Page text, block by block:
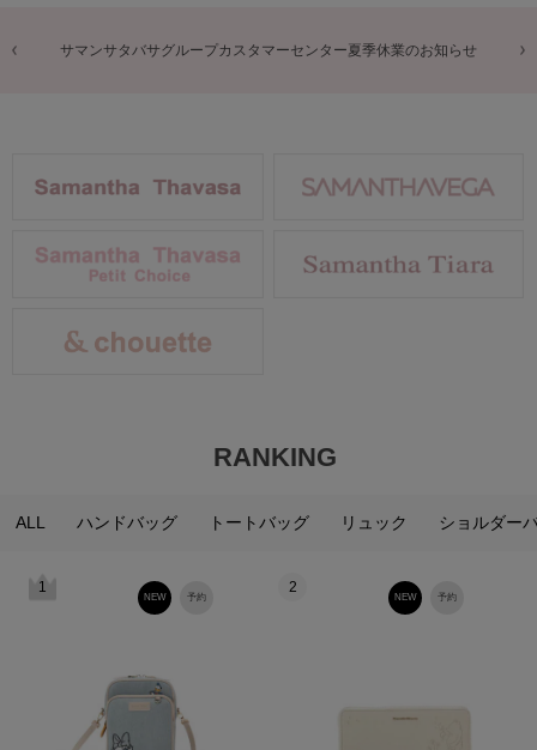
商品に関するお詫びとお知らせ
RANKING
ALL ハンドバッグ トートバッグ リュック ショルダー
1
予約
NEW
2
予約
NEW